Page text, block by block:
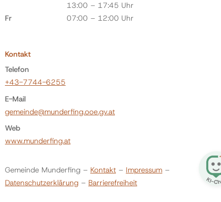
13:00 – 17:45 Uhr
Fr
07:00 – 12:00 Uhr
Kontakt
Telefon
+43-7744-6255
E-Mail
gemeinde@munderfing.ooe.gv.at
Web
www.munderfing.at
Gemeinde Munderfing – Kontakt – Impressum –
Datenschutzerklärung – Barrierefreiheit